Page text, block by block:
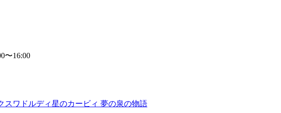
〜16:00
ス ワドルディ星のカービィ 夢の泉の物語